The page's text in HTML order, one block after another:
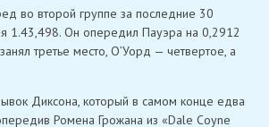
во второй группе за последние 30
1.43,498. Он опередил Пауэра на 0,2912
третье место, О’Уорд — четвертое, а
Диксона, который в самом конце едва
Ромена Грожана из «Dale Coyne